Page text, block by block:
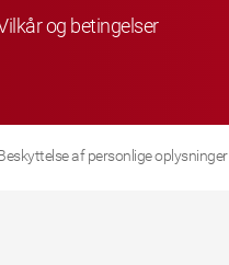
og betingelser
af personlige oplysninger